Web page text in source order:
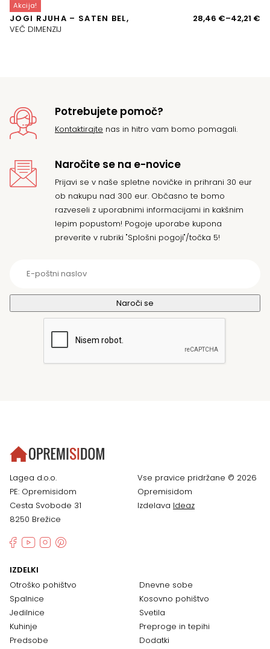
Akcija!
JOGI RJUHA – SATEN BEL,
VEČ DIMENZIJ
28,46 €–42,21 €
Potrebujete pomoč?
Kontaktirajte nas in hitro vam bomo pomagali.
Naročite se na e-novice
Prijavi se v naše spletne novičke in prihrani 30 eur
ob nakupu nad 300 eur. Občasno te bomo
razveseli z uporabnimi informacijami in kakšnim
lepim popustom! Pogoje uporabe kupona
preverite v rubriki "Splošni pogoji"/točka 5!
Lagea d.o.o.
PE: Opremisidom
Cesta Svobode 31
8250 Brežice
Vse pravice pridržane © 2026
Opremisidom
Izdelava Ideaz
IZDELKI
Otroško pohištvo
Spalnice
Jedilnice
Kuhinje
Predsobe
Dnevne sobe
Kosovno pohištvo
Svetila
Preproge in tepihi
Dodatki